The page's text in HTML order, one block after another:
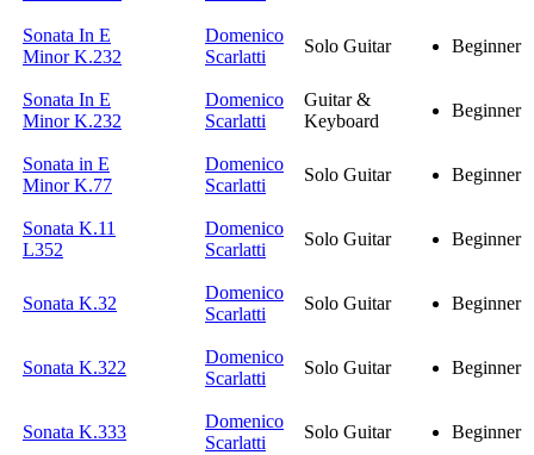
Sonata In E
Minor K.232
Domenico
Scarlatti
Solo Guitar Beginner
Sonata In E
Minor K.232
Domenico
Scarlatti
Guitar &
Keyboard
Beginner
Sonata in E
Minor K.77
Domenico
Scarlatti
Solo Guitar Beginner
Sonata K.11
L352
Domenico
Scarlatti
Solo Guitar Beginner
Sonata K.32
Domenico
Scarlatti
Solo Guitar Beginner
Sonata K.322
Domenico
Scarlatti
Solo Guitar Beginner
Sonata K.333
Domenico
Scarlatti
Solo Guitar Beginner